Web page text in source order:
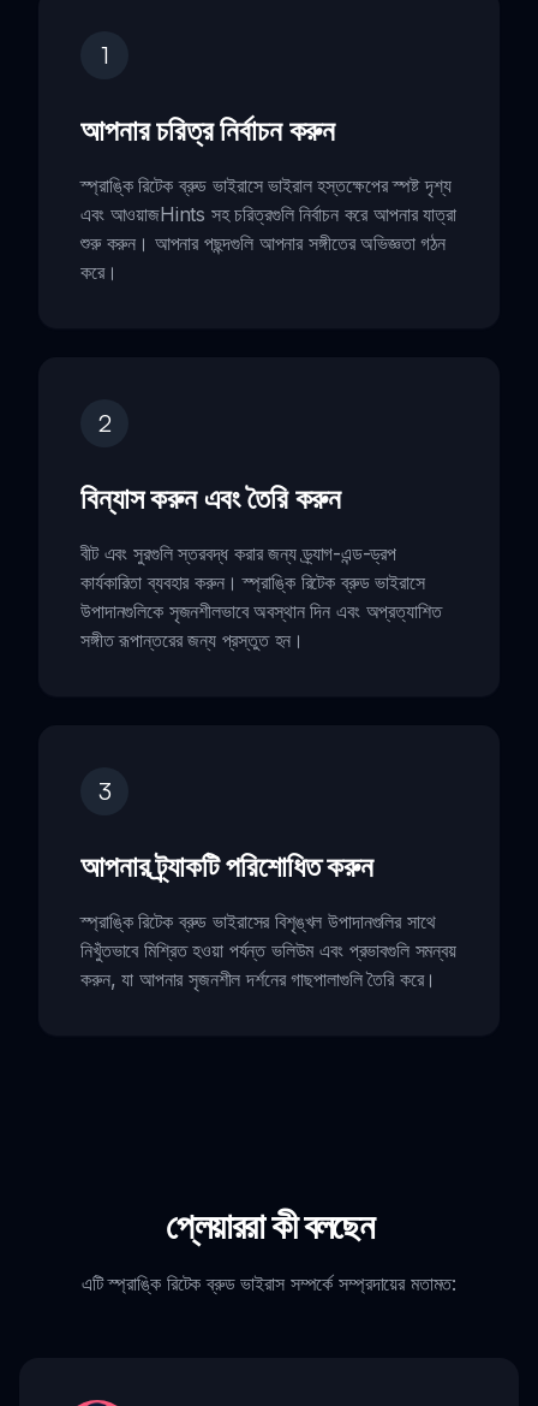
1
আপনার চরিত্র নির্বাচন করুন
স্প্রাঙ্কি রিটেক ব্রুড ভাইরাসে ভাইরাল হস্তক্ষেপের স্পষ্ট দৃশ্য
এবং আওয়াজHints সহ চরিত্রগুলি নির্বাচন করে আপনার যাত্রা
শুরু করুন। আপনার পছন্দগুলি আপনার সঙ্গীতের অভিজ্ঞতা গঠন
করে।
2
বিন্যাস করুন এবং তৈরি করুন
বীট এবং সুরগুলি স্তরবদ্ধ করার জন্য ড্র্যাগ-এন্ড-ড্রপ
কার্যকারিতা ব্যবহার করুন। স্প্রাঙ্কি রিটেক ব্রুড ভাইরাসে
উপাদানগুলিকে সৃজনশীলভাবে অবস্থান দিন এবং অপ্রত্যাশিত
সঙ্গীত রূপান্তরের জন্য প্রস্তুত হন।
3
আপনার ট্র্যাকটি পরিশোধিত করুন
স্প্রাঙ্কি রিটেক ব্রুড ভাইরাসের বিশৃঙ্খল উপাদানগুলির সাথে
নিখুঁতভাবে মিশ্রিত হওয়া পর্যন্ত ভলিউম এবং প্রভাবগুলি সমন্বয়
করুন, যা আপনার সৃজনশীল দর্শনের গাছপালাগুলি তৈরি করে।
প্লেয়াররা কী বলছেন
এটি স্প্রাঙ্কি রিটেক ব্রুড ভাইরাস সম্পর্কে সম্প্রদায়ের মতামত: